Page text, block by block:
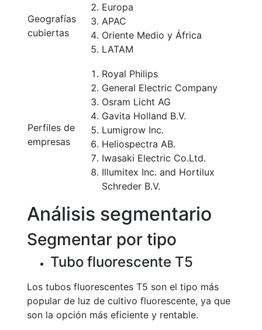
Geografías
cubiertas
Europa
APAC
Oriente Medio y África
LATAM
Perfiles de
empresas
Royal Philips
General Electric Company
Osram Licht AG
Gavita Holland B.V.
Lumigrow Inc.
Heliospectra AB.
Iwasaki Electric Co.Ltd.
Illumitex Inc. and Hortilux
Schreder B.V.
Análisis segmentario
Segmentar por tipo
Tubo fluorescente T5
Los tubos fluorescentes T5 son el tipo más
popular de luz de cultivo fluorescente, ya que
son la opción más eficiente y rentable.